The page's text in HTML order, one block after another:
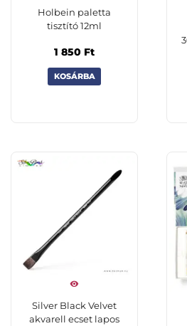
Holbein paletta
tisztító 12ml
1 850 Ft
KOSÁRBA
Silver Black Velvet
akvarell ecset lapos